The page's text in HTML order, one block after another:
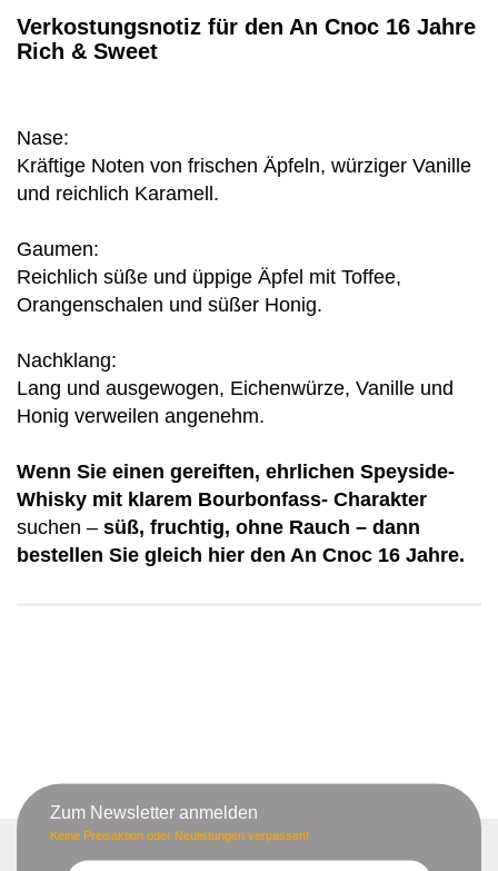
Verkostungsnotiz für den An Cnoc 16 Jahre
Rich & Sweet
Nase:
Kräftige Noten von frischen Äpfeln, würziger Vanille
und reichlich Karamell.
Gaumen:
Reichlich süße und üppige Äpfel mit Toffee,
Orangenschalen und süßer Honig.
Nachklang:
Lang und ausgewogen, Eichenwürze, Vanille und
Honig verweilen angenehm.
Wenn Sie einen gereiften, ehrlichen Speyside-
Whisky mit klarem Bourbonfass- Charakter
suchen – süß, fruchtig, ohne Rauch – dann
bestellen Sie gleich hier den An Cnoc 16 Jahre.
Zum Newsletter anmelden
Keine Preisaktion oder Neulistungen verpassen!